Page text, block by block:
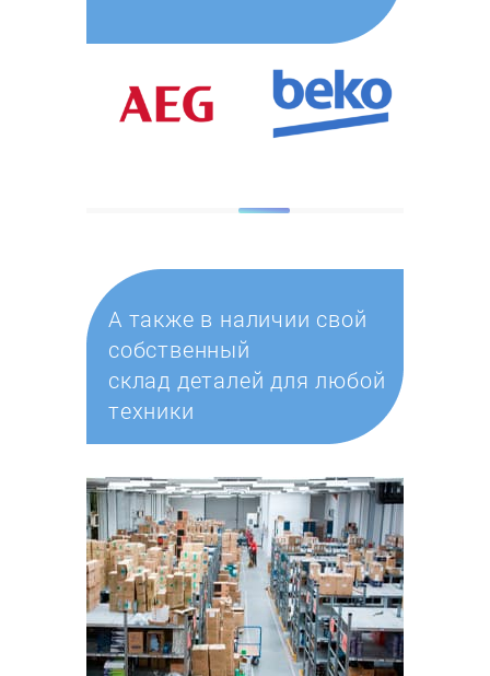
А также в наличии свой
собственный
склад деталей для любой
техники